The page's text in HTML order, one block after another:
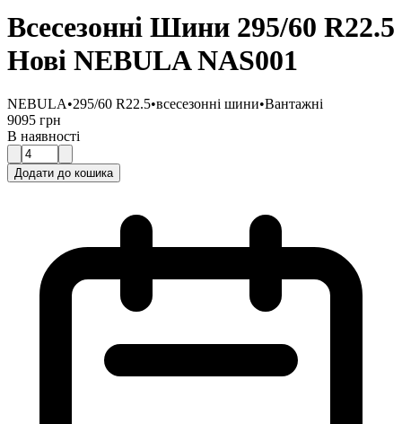
Всесезонні Шини 295/60 R22.5
Нові NEBULA NAS001
NEBULA•295/60 R22.5•всесезонні шини•Вантажні
9095 грн
В наявності
Додати до кошика